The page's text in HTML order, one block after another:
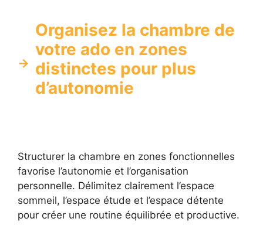
Organisez la chambre de
votre ado en zones
distinctes pour plus
d’autonomie
Structurer la chambre en zones fonctionnelles
favorise l’autonomie et l’organisation
personnelle. Délimitez clairement l’espace
sommeil, l’espace étude et l’espace détente
pour créer une routine équilibrée et productive.